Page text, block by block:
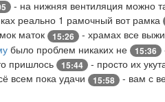
- на нижняя вентиляция можно
реально 1 рамочный вот рамка
маток 15:26 - храмах все
было проблем никаких не 15:36
пришлось 15:44 - просто их
всем пока удачи 15:58
- вам с